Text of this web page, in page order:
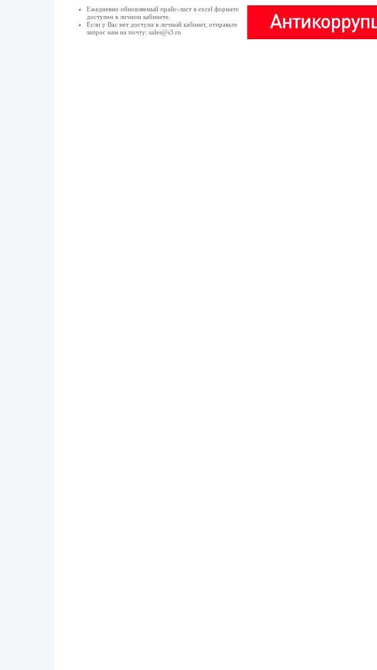
Ежедневно обновляемый прайс-лист в excel формате
доступен в личном кабинете.
Если у Вас нет доступа в личный кабинет, отправьте
запрос нам на почту: sales@s3.ru